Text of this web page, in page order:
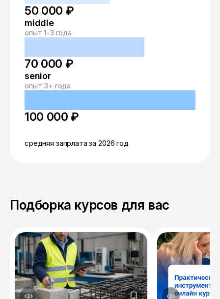
50 000 ₽
middle
опыт 1-3 года
70 000 ₽
senior
опыт 3+ года
100 000 ₽
средняя запрлата за 2026 год
Подборка курсов для вас